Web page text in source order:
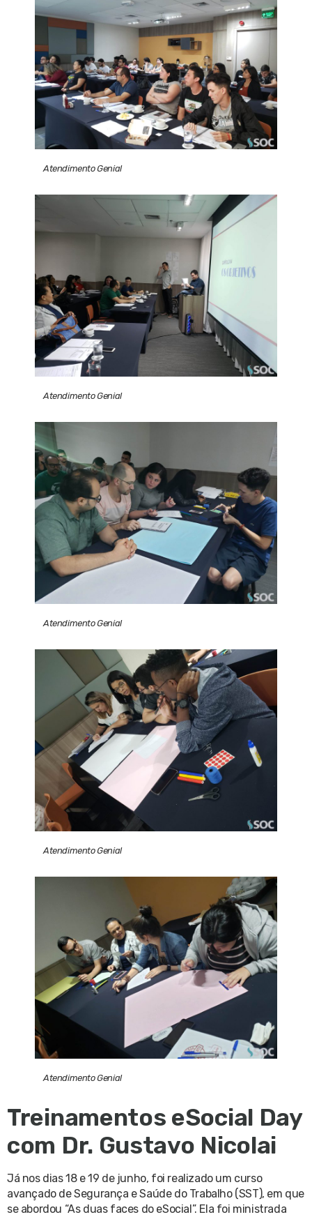
Atendimento Genial
Atendimento Genial
Atendimento Genial
Atendimento Genial
Atendimento Genial
Treinamentos eSocial Day
com Dr. Gustavo Nicolai
Já nos dias 18 e 19 de junho, foi realizado um curso
avançado de Segurança e Saúde do Trabalho (SST), em que
se abordou “As duas faces do eSocial”. Ela foi ministrada